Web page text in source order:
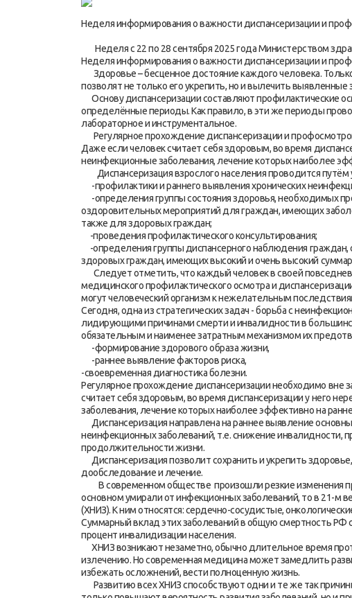
Неделя информирования о важности диспансеризации и
Неделя с 22 по 28 сентября 2025 года Министерством
Неделя информирования о важности диспансеризации и
Здоровье – бесценное достояние каждого человека.
позволят не только его укрепить, но и вылечить
Основу диспансеризации составляют профилактические
определённые периоды. Как правило, в эти же периоды
лабораторное и инструментальное.
Регулярное прохождение диспансеризации и
Даже если человек считает себя здоровым, во время
неинфекционные заболевания, лечение которых наиболее
Диспансеризация взрослого населения проводится путём
-профилактики и раннего выявления хронических
-определения группы состояния здоровья, необходимых
оздоровительных мероприятий для граждан, имеющих
также для здоровых граждан;
-проведения профилактического консультирования;
-определения группы диспансерного наблюдения
здоровых граждан, имеющих высокий и очень высокий
Следует отметить, что каждый человек в своей
медицинского профилактического осмотра и
могут человеческий организм к нежелательным
Сегодня, одна из стратегических задач - борьба с
лидирующими причинами смерти и инвалидности в
обязательным и наименее затратным механизмом их
-формирование здорового образа жизни,
-раннее выявление факторов риска,
-своевременная диагностика болезни.
Регулярное прохождение диспансеризации необходимо вне
считает себя здоровым, во время диспансеризации у него
заболевания, лечение которых наиболее эффективно на
Диспансеризация направлена на раннее выявление
неинфекционных заболеваний, т.е. снижение инвалидности,
продолжительности жизни.
Диспансеризация позволит сохранить и укрепить
дообследование и лечение.
В современном обществе произошли резкие изменения
основном умирали от инфекционных заболеваний, то в 21-м
(ХНИЗ). К ним относятся: сердечно-сосудистые,
Суммарный вклад этих заболеваний в общую смертность РФ
процент инвалидизации населения.
ХНИЗ возникают незаметно, обычно длительное время
излечению. Но современная медицина может замедлить
избежать осложнений, вести полноценную жизнь.
Развитию всех ХНИЗ способствуют одни и те же так